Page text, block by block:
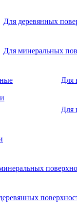
Для деревянных
Для минеральных
Для
Для